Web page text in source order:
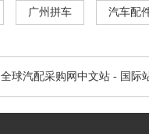
广州拼车 汽车配
全球汽配采购网中文站 - 国际